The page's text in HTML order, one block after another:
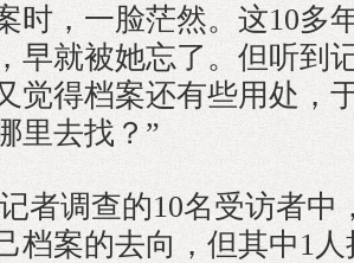
时，一脸茫然。这10多
早就被她忘了。但听到
觉得档案还有些用处，
里去找？”
者调查的10名受访者中
档案的去向，但其中1